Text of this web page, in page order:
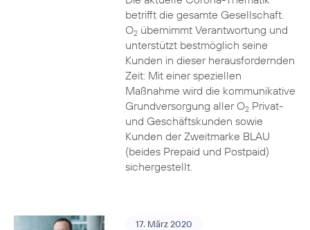
betrifft die gesamte Gesellschaft.
O2übernimmt Verantwortung und
unterstützt bestmöglich seine
Kunden in dieser herausfordernden
Zeit: Mit einer speziellen
Maßnahme wird die kommunikative
Grundversorgung aller O2Privat-
und Geschäftskunden sowie
Kunden der Zweitmarke BLAU
(beides Prepaid und Postpaid)
sichergestellt.
17. März 2020